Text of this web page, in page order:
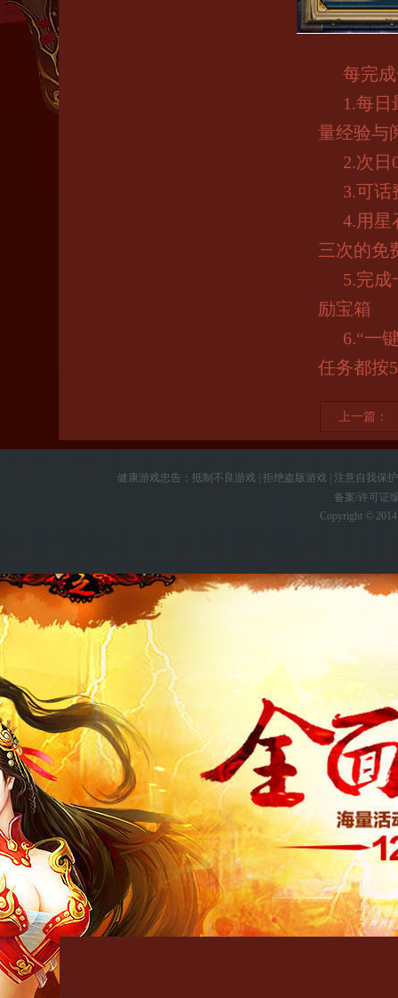
每完
1.每日
量经验与
2.次日
3.可话
4.用星
三次的免
5.完成
励宝箱
6.“一
任务都按5
上一篇：
健康游戏忠告：抵制不良游戏 | 拒绝盗版游戏 | 注意自我保
备案/许可证
Copyright ©